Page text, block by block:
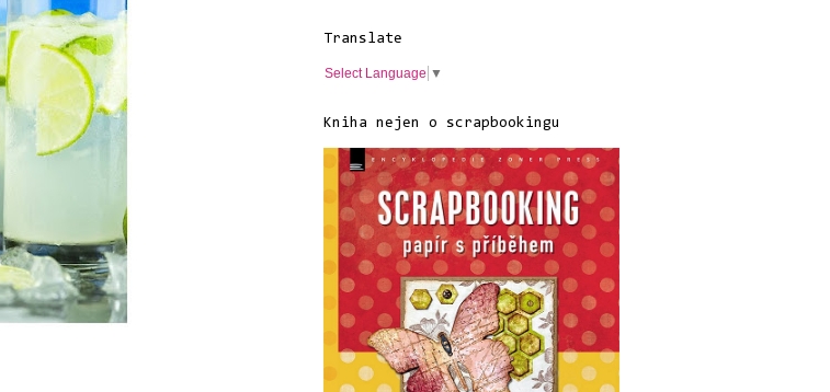
Translate
Select Language ▼
Kniha nejen o scrapbookingu